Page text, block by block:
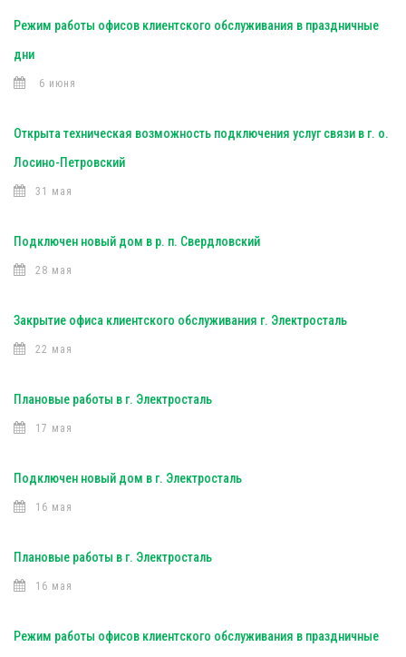
Режим работы офисов клиентского обслуживания в праздничные
дни
6 июня
Открыта техническая возможность подключения услуг связи в г. о.
Лосино-Петровский
31 мая
Подключен новый дом в р. п. Свердловский
28 мая
Закрытие офиса клиентского обслуживания г. Электросталь
22 мая
Плановые работы в г. Электросталь
17 мая
Подключен новый дом в г. Электросталь
16 мая
Плановые работы в г. Электросталь
16 мая
Режим работы офисов клиентского обслуживания в праздничные